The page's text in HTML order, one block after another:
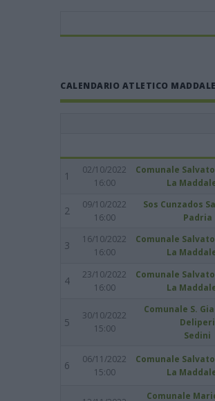
CALENDARIO ATLETICO
1
02/10/2022
16:00
Comunale
La
2
09/10/2022
16:00
Sos Cunzados
Padria
3
16/10/2022
16:00
Comunale
La
4
23/10/2022
16:00
Comunale
La
5
30/10/2022
15:00
Comunale S.
Deliperi
Sedini
6
06/11/2022
15:00
Comunale
La
Comunale